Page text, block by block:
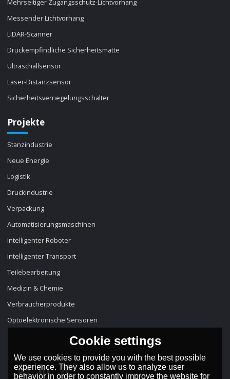
Mehrseitiger Zugangsschutz-Lichtvorhang
Messender Lichtvorhang
LiDAR-Scanner
Druckempfindliche Sicherheitsmatte
Ultraschallsensor
Laser-Distanzsensor
Sicherheitsverriegelungsschalter
Projekte
Stanzindustrie
Neue Energie
Logistik
Druckindustrie
Verpackung
Automatisierungsmaschinen
Intelligenter Roboter
Intelligenter Transport
Teilebearbeitung
Medizin & Chemie
Verbraucherprodukte
Optoelektronische Sensoren
Cookie settings
We use cookies to provide you with the best possible
experience. They also allow us to analyze user
behavior in order to constantly improve the website for